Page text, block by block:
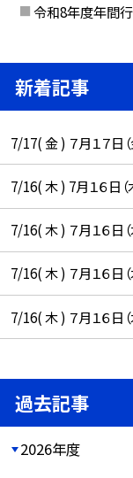
令和8年度年間
新着記事
7/17( 金 ) ７月１７日
7/16( 木 ) 7月１６日
7/16( 木 ) ７月１６日
7/16( 木 ) ７月１６日
7/16( 木 ) ７月１６日
過去記事
2026年度